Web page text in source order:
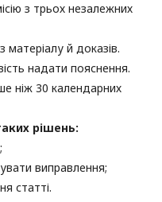
з трьох незалежних
матеріалу й доказів.
надати пояснення.
ніж 30 календарних
рішень:
виправлення;
статті.